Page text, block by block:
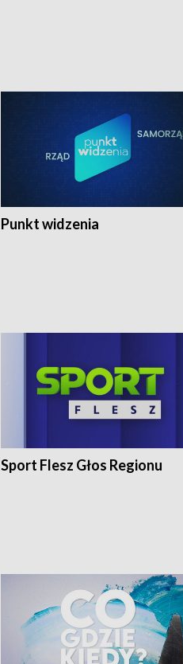
Punkt widzenia
Sport Flesz Głos Regionu